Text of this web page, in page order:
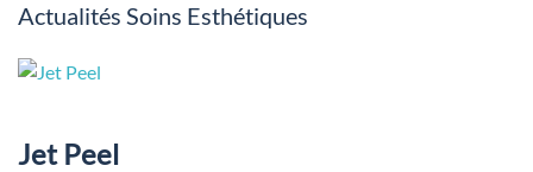
Actualités Soins Esthétiques
Jet Peel